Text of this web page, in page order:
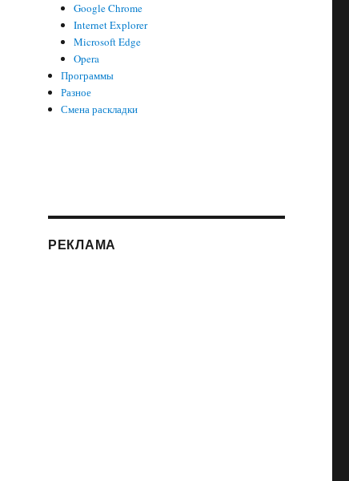
Google Chrome
Internet Explorer
Microsoft Edge
Opera
Программы
Разное
Смена раскладки
РЕКЛАМА